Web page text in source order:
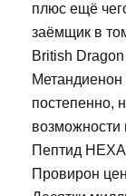
плюс ещё
заёмщик в
British
постепенно,
возможности
Пептид
Провирон